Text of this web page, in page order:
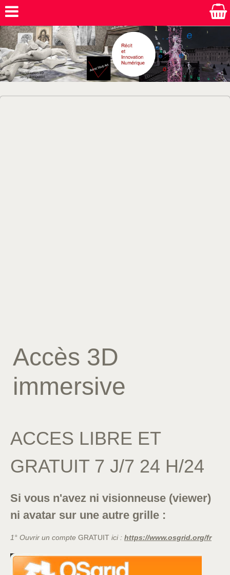
Accès 3D
immersive
ACCES LIBRE ET
GRATUIT 7 J/7 24 H/24
Si vous n'avez ni visionneuse (viewer)
ni avatar sur une autre grille :
1° Ouvrir un compte GRATUIT ici : https://www.osgrid.org/fr